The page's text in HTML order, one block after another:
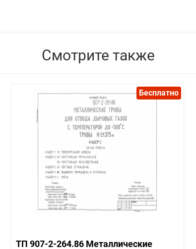
Смотрите также
Бесплатно
ТП 907-2-264.86 Металлические